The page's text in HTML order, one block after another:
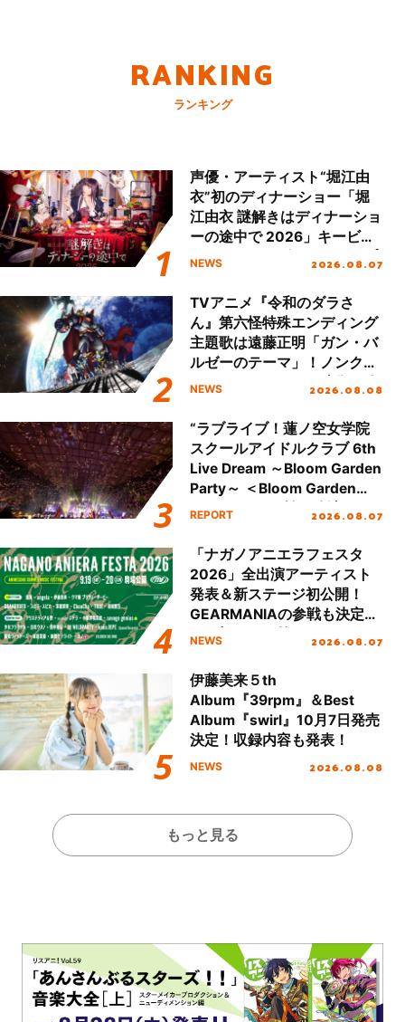
RANKING
ランキング
声優・アーティスト“堀江由
衣”初のディナーショー「堀
江由衣 謎解きはディナーショ
ーの途中で 2026」キービジ
ュアル＆グッズラインナップ
NEWS 2026.08.07
TVアニメ『令和のダラさ
ん』第六怪特殊エンディング
主題歌は遠藤正明「ガン・バ
ルゼーのテーマ」！ノンクレ
ジットエンディング映像も公
NEWS 2026.08.08
“ラブライブ！蓮ノ空女学院
スクールアイドルクラブ 6th
Live Dream ～Bloom Garden
Party～ ＜Bloom Garden
Party Stage／埼玉公演＞”
REPORT 2026.08.07
「ナガノアニエラフェスタ
2026」全出演アーティスト
発表＆新ステージ初公開！
GEARMANIAの参戦も決定
し、初となる第3ステージの
NEWS 2026.08.07
伊藤美来５th
Album『39rpm』＆Best
Album『swirl』10月7日発売
決定！収録内容も発表！
NEWS 2026.08.08
もっと見る